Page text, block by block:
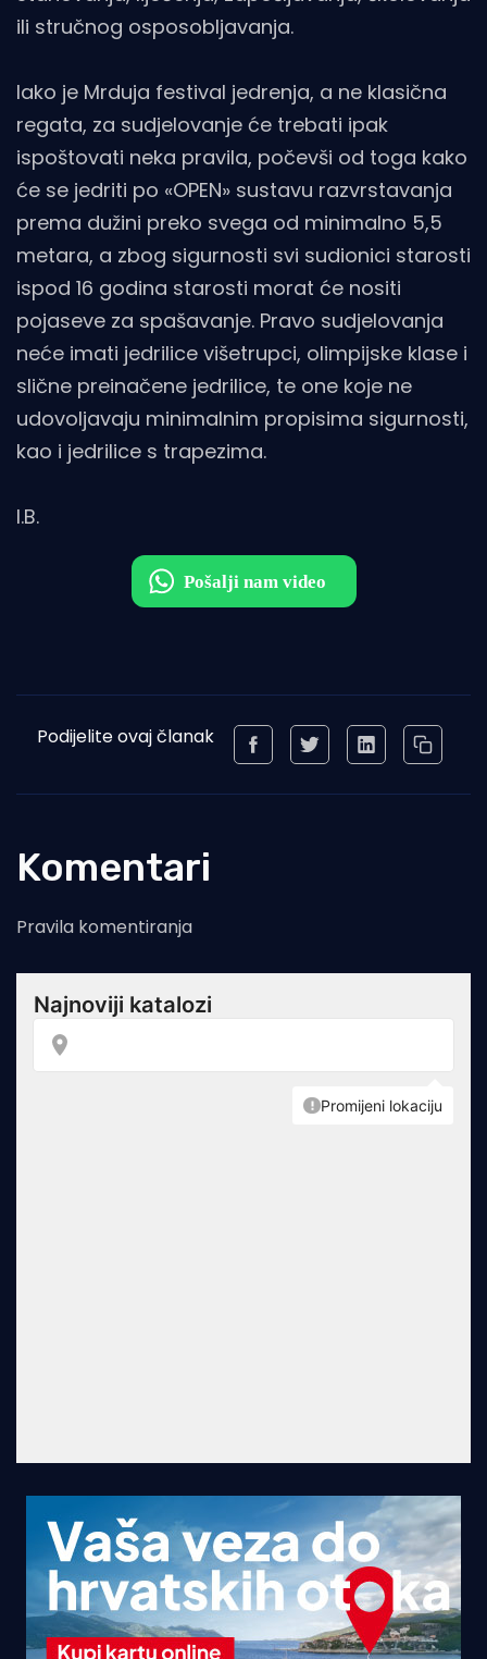
ili stručnog osposobljavanja.
Iako je Mrduja festival jedrenja, a ne klasična
regata, za sudjelovanje će trebati ipak
ispoštovati neka pravila, počevši od toga kako
će se jedriti po «OPEN» sustavu razvrstavanja
prema dužini preko svega od minimalno 5,5
metara, a zbog sigurnosti svi sudionici starosti
ispod 16 godina starosti morat će nositi
pojaseve za spašavanje. Pravo sudjelovanja
neće imati jedrilice višetrupci, olimpijske klase i
slične preinačene jedrilice, te one koje ne
udovoljavaju minimalnim propisima sigurnosti,
kao i jedrilice s trapezima.
I.B.
Podijelite ovaj članak
Komentari
Pravila komentiranja